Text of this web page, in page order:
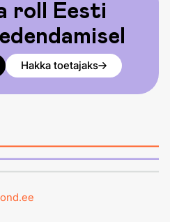
roll Eesti
Hakka toetajaks